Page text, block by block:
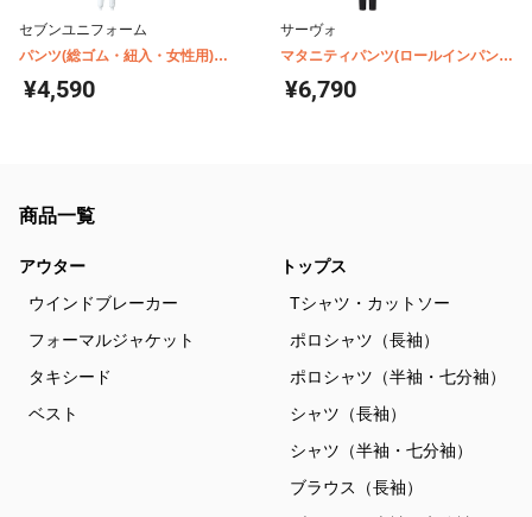
セブンユニフォーム
パンツ(総ゴム・紐入・女性用)
AL0405
¥4,590
サーヴォ
マタニティパンツ(ロールインパン
ツ) FT1400
¥6,790
商品一覧
アウター
ウインドブレーカー
フォーマルジャケット
タキシード
ベスト
トップス
Tシャツ・カットソー
ポロシャツ（長袖）
ポロシャツ（半袖・七分袖）
シャツ（長袖）
シャツ（半袖・七分袖）
ブラウス（長袖）